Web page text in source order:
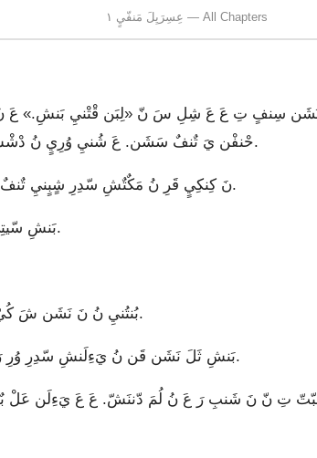
عِسِرَيِلَ مَنفّيٍ ١ — All Chapters
حْنفْن يَ تٌنفٌ سَشَن. عَ شُنيِ وُرِيٍ نُ دْشْشِ كِنكِ سَقّ نَانِ نَشٍيٍ شُن، نٍيٍ نُ يَءِلَنشِ سّدِرِ وُرِ نَن نَ.
نَ كِنكِيٍ قَرِ نُ مَكٌتٌشِ سّدِرِ شٍبٍنيِ تٌنفٌ نَانِ نُن سُولِ نَن نَ عَ سَقّ كِ مَ، قُ نُن سُولِ سَقّ كٍرٍن.
بَنشِ سّيتِيٍ مَ، وُندّرِ سَقّ سَشَن نُ نَ عٍ مَ، عٍ يَ رَقِندِشِ عٍ بٌورٍ مَ.
بُنتُنيِ نُ نَ نَشَن شَ كُيّ حْنفْن يَ تٌنفٌ سُولِ لِمَ، عَ عِفبٌي حْنفْن يَ تٌنفٌ سَشَن.
بَنشِ ثَلَ نَشَن قَن نُ يَءِلَنشِ سّدِرِ وُرِ رَ كٍلِ عَ فبَتَ مَ هَن قُفٍ، نَن نُ قِندِشِ عَ شَ كِيتِ سَدٍ رَ.